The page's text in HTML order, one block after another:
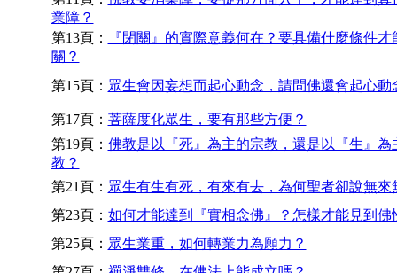
業障？
第13頁：
『閉關』的實際意義何在？要具備什麼條件才
關？
第15頁： 眾生會因妄想而起心動念，請問佛還會起心動
第17頁： 菩薩度化眾生，要有那些方便？
第19頁： 佛教是以『死』為主的宗教，還是以『生』為
教？
第21頁： 眾生有生有死，有來有去，為何聖者卻說無來
第23頁： 如何才能達到『實相念佛』？怎樣才能見到佛
第25頁： 眾生業重，如何轉業力為願力？